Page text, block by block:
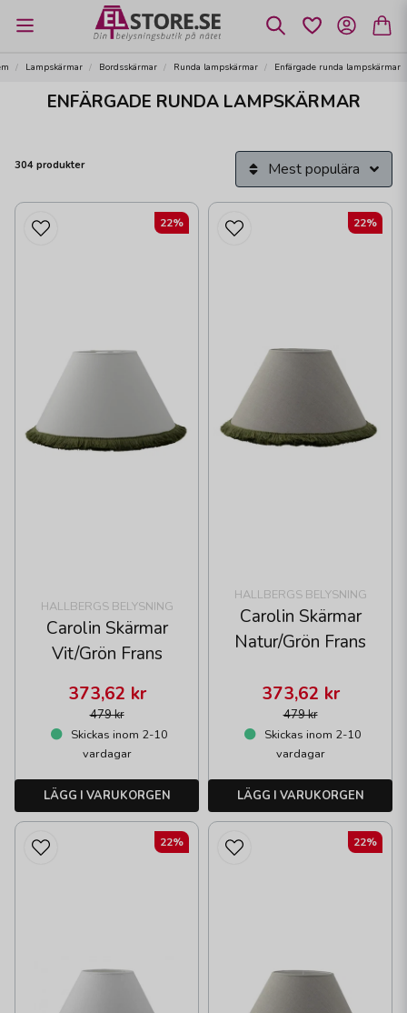
Lampskärmar Bordsskärmar Runda lampskärmar Enfärgade runda lampskärmar
ENFÄRGADE RUNDA LAMPSKÄRMAR
304 produkter Mest populära
HALLBERGS BELYSNING
Carolin Skärmar
Vit/Grön Frans
479 kr
373,62 kr
Skickas inom 2-10
vardagar
LÄGG I VARUKORGEN
22%
HALLBERGS BELYSNING
Carolin Skärmar
Natur/Grön Frans
479 kr
373,62 kr
Skickas inom 2-10
vardagar
LÄGG I VARUKORGEN
22%
22% 22%